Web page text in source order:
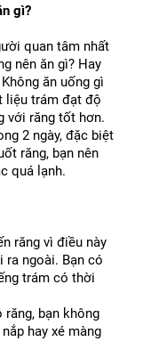
gì?
quan tâm nhất
nên ăn gì? Hay
Không ăn uống gì
liệu trám đạt độ
với răng tốt hơn.
2 ngày, đặc biệt
răng, bạn nên
quá lạnh.
răng vì điều này
ra ngoài. Bạn có
trám có thời
răng, bạn không
hay xé màng